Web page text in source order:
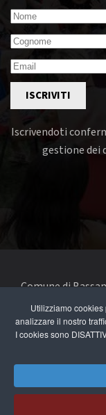
Utilizziamo
analizzare il nostro
I cookies sono
ISCRIVITI
Iscrivendoti
gestione dei
Comune di
Bassano del
e
segnala un